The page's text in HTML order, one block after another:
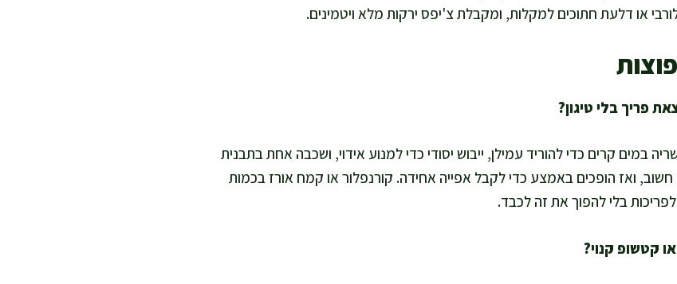
או דלעת חתוכים למקלות, ומקבלת צ'יפס ירקות מלא ויטמינים.
במים קרים כדי להוריד עמילן, ייבוש יסודי כדי למנוע אידוי, ושכבה אחת בתבנית
ואז הופכים באמצע כדי לקבל אפייה אחידה. קורנפלור או קמח אורז בכמות
בלי להפוך את זה לכבד.